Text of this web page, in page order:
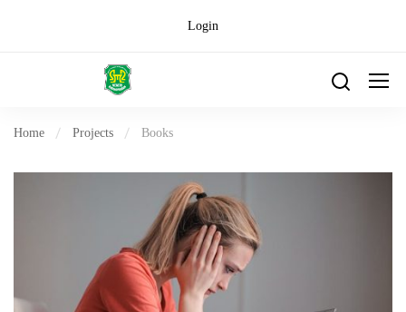
Login
Home Projects Books